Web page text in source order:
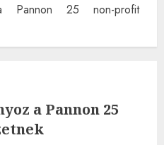
Pannon 25 non-profit
a Pannon 25